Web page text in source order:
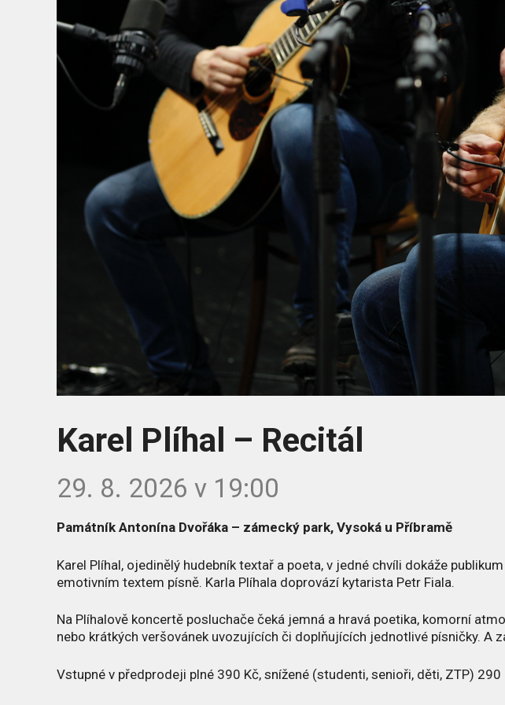
Karel Plíhal – Recitál
29. 8. 2026 v 19:00
Památník Antonína Dvořáka – zámecký park, Vysoká u Příbramě
Karel Plíhal, ojedinělý hudebník textař a poeta, v jedné chvíli dokáže
emotivním textem písně. Karla Plíhala doprovází kytarista Petr Fiala.
Na Plíhalově koncertě posluchače čeká jemná a hravá poetika, komorní
nebo krátkých veršovánek uvozujících či doplňujících jednotlivé písničky. A
Vstupné v předprodeji plné 390 Kč, snížené (studenti, senioři, děti, ZTP)